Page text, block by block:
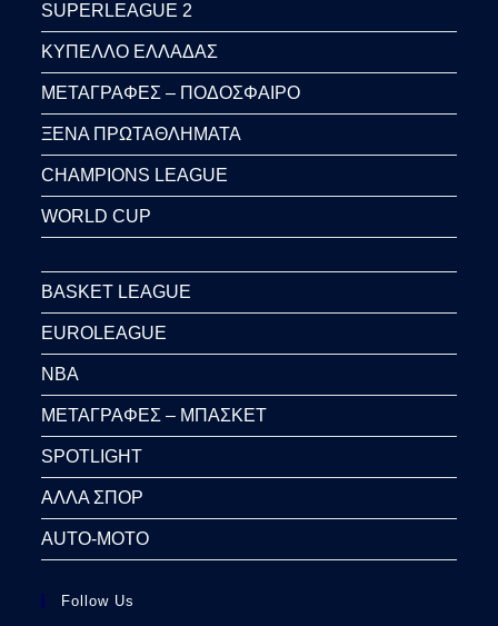
SUPERLEAGUE 2
ΚΥΠΕΛΛΟ ΕΛΛΑΔΑΣ
ΜΕΤΑΓΡΑΦΕΣ – ΠΟΔΟΣΦΑΙΡΟ
ΞΕΝΑ ΠΡΩΤΑΘΛΗΜΑΤΑ
CHAMPIONS LEAGUE
WORLD CUP
BASKET LEAGUE
EUROLEAGUE
NBA
ΜΕΤΑΓΡΑΦΕΣ – ΜΠΑΣΚΕΤ
SPOTLIGHT
ΑΛΛΑ ΣΠΟΡ
AUTO-MOTO
Follow Us